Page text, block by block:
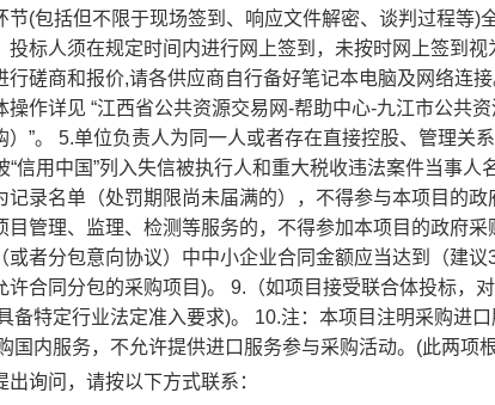
节(包括但不限于现场签到、响应文件解密、谈判过程等)
投标人须在规定时间内进行网上签到，未按时网上签到
行磋商和报价,请各供应商自行备好笔记本电脑及网络连
操作详见 “江西省公共资源交易网-帮助中心-九江市公共
）”。 5.单位负责人为同一人或者存在直接控股、管理关
“信用中国”列入失信被执行人和重大税收违法案件当事人
记录名单（处罚期限尚未届满的），不得参与本项目的
目管理、监理、检测等服务的，不得参加本项目的政府
或者分包意向协议）中中小企业合同金额应当达到（建
许合同分包的采购项目)。 9.（如项目接受联合体投标，
备特定行业法定准入要求)。 10.注：本项目注明采购进
国内服务，不允许提供进口服务参与采购活动。(此两项
询问，请按以下方式联系：